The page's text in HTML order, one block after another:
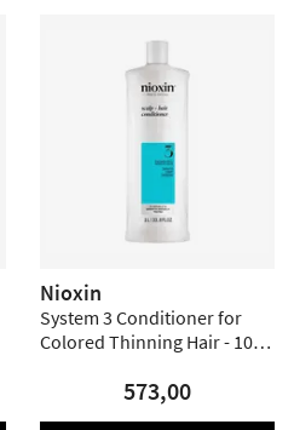
Nioxin
System 3 Conditioner for
Colored Thinning Hair - 1000
573,00